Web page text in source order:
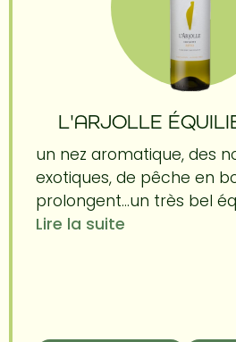
L'ARJOLLE
un nez aromatique, des
exotiques, de pêche en
prolongent...un très bel
Lire la suite